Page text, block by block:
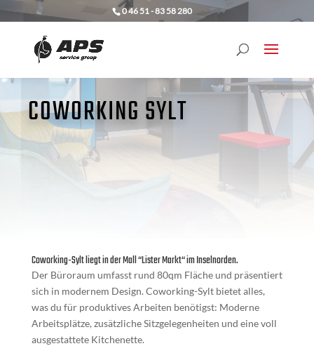
0 46 51 - 83 58 280
COWORKING SYLT
Coworking-Sylt liegt in der Mall “Lister Markt“ im Inselnorden.
Der Büroraum umfasst rund 80qm Fläche und präsentiert
sich in modernem Design. Coworking-Sylt bietet alles,
was du für produktives Arbeiten benötigst: Moderne
Arbeitsplätze, zusätzliche Sitzgelegenheiten und eine voll
ausgestattete Kitchenette.